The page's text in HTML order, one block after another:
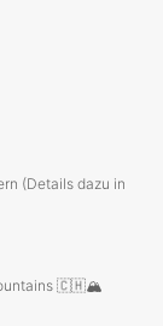
(Details dazu in
🇨🇭🏔